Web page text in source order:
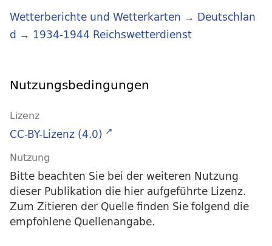
Wetterberichte und Wetterkarten → Deutschlan
d → 1934-1944 Reichswetterdienst
Nutzungsbedingungen
Lizenz
CC-BY-Lizenz (4.0)
Nutzung
Bitte beachten Sie bei der weiteren Nutzung
dieser Publikation die hier aufgeführte Lizenz.
Zum Zitieren der Quelle finden Sie folgend die
empfohlene Quellenangabe.